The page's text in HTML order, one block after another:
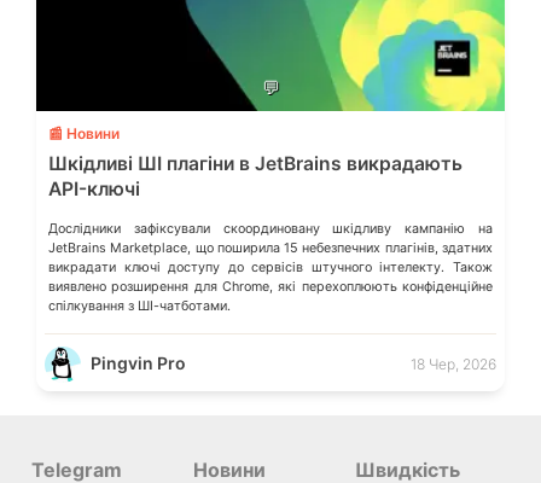
💬
📰 Новини
Шкідливі ШІ плагіни в JetBrains викрадають
API-ключі
Дослідники зафіксували скоординовану шкідливу кампанію на
JetBrains Marketplace, що поширила 15 небезпечних плагінів, здатних
викрадати ключі доступу до сервісів штучного інтелекту. Також
виявлено розширення для Chrome, які перехоплюють конфіденційне
спілкування з ШІ-чатботами.
Pingvin Pro 18 Чер, 2026
Telegram
Новини
Швидкість